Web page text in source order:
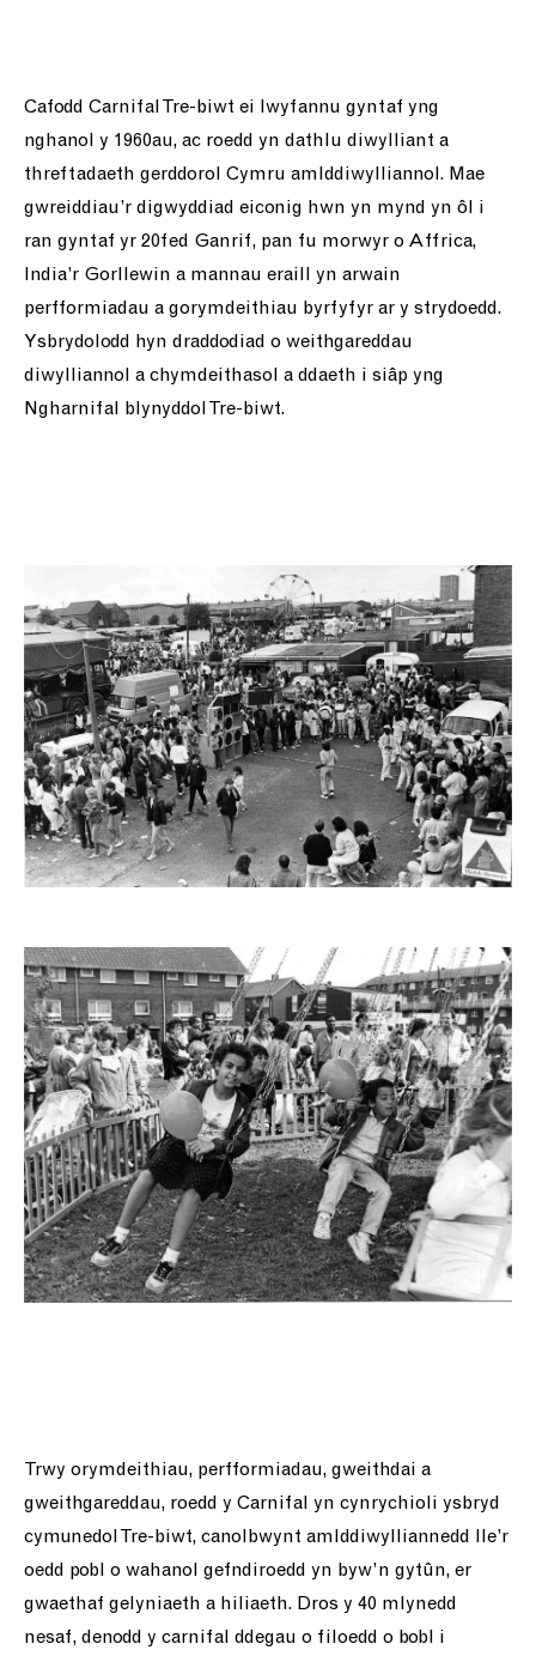
pobl
newyddion
siop
cysylltu a ni
Cafodd Carnifal Tre-biwt ei lwyfannu gyntaf yng
nghanol y 1960au, ac roedd yn dathlu diwylliant a
threftadaeth gerddorol Cymru amlddiwylliannol. Mae
gwreiddiau’r digwyddiad eiconig hwn yn mynd yn ôl i
ran gyntaf yr 20fed Ganrif, pan fu morwyr o Affrica,
India’r Gorllewin a mannau eraill yn arwain
perfformiadau a gorymdeithiau byrfyfyr ar y strydoedd.
Ysbrydolodd hyn draddodiad o weithgareddau
diwylliannol a chymdeithasol a ddaeth i siâp yng
Ngharnifal blynyddol Tre-biwt.
Trwy orymdeithiau, perfformiadau, gweithdai a
gweithgareddau, roedd y Carnifal yn cynrychioli ysbryd
cymunedol Tre-biwt, canolbwynt amlddiwylliannedd lle’r
oedd pobl o wahanol gefndiroedd yn byw’n gytûn, er
gwaethaf gelyniaeth a hiliaeth. Dros y 40 mlynedd
nesaf, denodd y carnifal ddegau o filoedd o bobl i